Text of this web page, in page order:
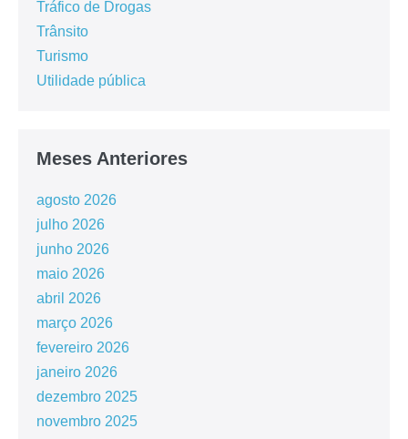
Tráfico de Drogas
Trânsito
Turismo
Utilidade pública
Meses Anteriores
agosto 2026
julho 2026
junho 2026
maio 2026
abril 2026
março 2026
fevereiro 2026
janeiro 2026
dezembro 2025
novembro 2025